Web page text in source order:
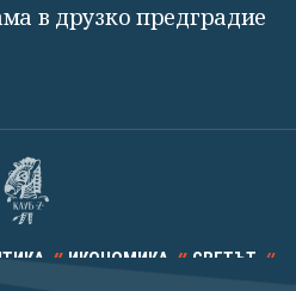
в друзко предградие
ИКОНОМИКА СВЕТЪТ